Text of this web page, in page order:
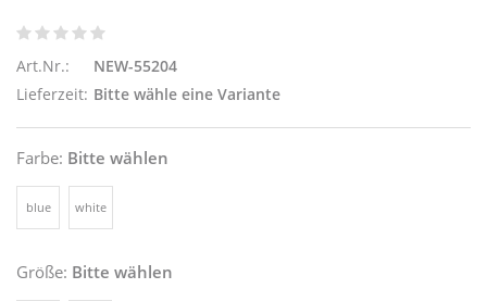
Art.Nr.:
NEW-55204
Lieferzeit: Bitte wähle eine Variante
Farbe: Bitte wählen
blue white
Größe: Bitte wählen